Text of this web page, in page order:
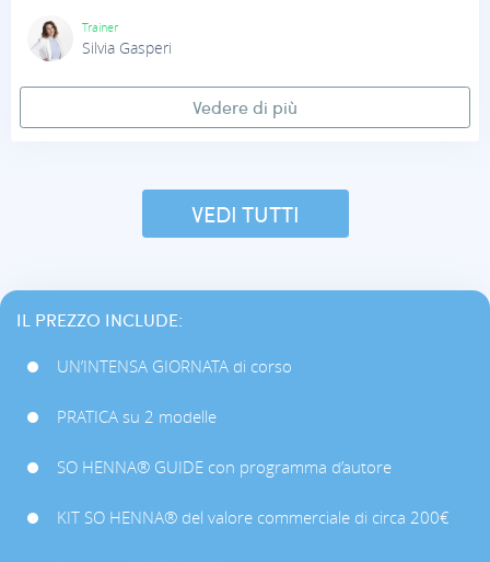
Trainer
Silvia Gasperi
Vedere di più
VEDI TUTTI
IL PREZZO INCLUDE:
UN’INTENSA GIORNATA di corso
PRATICA su 2 modelle
SO HENNA® GUIDE con programma d’autore
KIT SO HENNA® del valore commerciale di circa 200€